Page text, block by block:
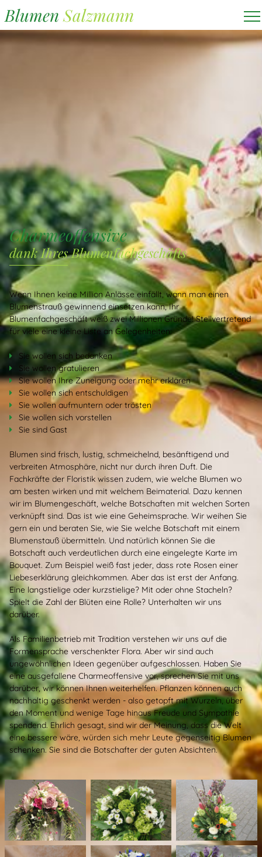
Blumen Salzmann
Charmeoffensive
dank Ihres Blumenfachgeschäfts
Wenn Ihnen keine Million Anlässe einfällt, wann man einen
Blumenstrauß gewinnend einsetzen kann, Ihr
Blumenfachgeschäft weiß zwei Millionen Gründe! Stellvertretend
für viele eine kleine Liste an Gelegenheiten:
Sie wollen sich bedanken
Sie wollen gratulieren
Sie wollen Ihre Zuneigung oder mehr erklären
Sie wollen sich entschuldigen
Sie wollen aufmuntern oder trösten
Sie wollen sich vorstellen
Sie sind Gast
Blumen sind frisch, lustig, schmeichelnd, besänftigend und
verbreiten Atmosphäre, nicht nur durch ihren Duft. Die
Fachkräfte der Floristik wissen zudem, wie welche Blumen wo
am besten wirken und mit welchem Beimaterial. Dazu kennen
wir im Blumengeschäft, welche Botschaften mit welchen Sorten
verknüpft sind. Das ist wie eine Geheimsprache. Wir weihen Sie
gern ein und beraten Sie, wie Sie welche Botschaft mit einem
Blumenstauß übermitteln. Und natürlich können Sie die
Botschaft auch verdeutlichen durch eine eingelegte Karte im
Bouquet. Zum Beispiel weiß fast jeder, dass rote Rosen einer
Liebeserklärung gleichkommen. Aber das ist erst der Anfang.
Eine langstielige oder kurzstielige? Mit oder ohne Stacheln?
Spielt die Zahl der Blüten eine Rolle? Unterhalten wir uns
darüber.
Als Familienbetrieb mit Tradition verstehen wir uns auf die
Formensprache verschenkter Flora. Aber wir sind auch
ungewöhnlichen Ideen gegenüber aufgeschlossen. Haben Sie
eine ausgefallene Charmeoffensive vor, sprechen Sie mit uns
darüber, wir können Ihnen weiterhelfen. Pflanzen können auch
nachhaltig geschenkt werden - also getopft mit Wurzeln, über
den Moment und wenige Tage hinaus Freude und Sympathie
spendend. Ehrlich gesagt, sind wir der Meinung, dass die Welt
eine bessere wäre, würden sich mehr Leute gegenseitig Blumen
schenken. Sie sind die Botschafter der guten Absichten.